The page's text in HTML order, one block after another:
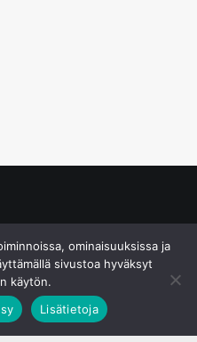
ominaisuuksissa ja
sivustoa hyväksyt
käytön.
Lisätietoja